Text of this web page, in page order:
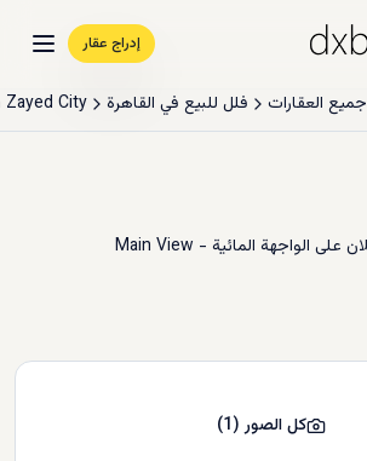
إدراج عقار
جميع العقارات فلل للبيع في القاهرة Zayed City
كل الصور(
1
)